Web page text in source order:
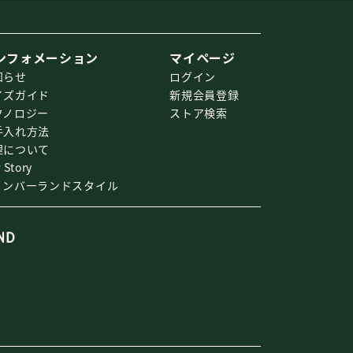
フォメーション
らせ
ズガイド
ノロジー
入れ方法
ついて
Story
ンバーランドスタイル
マイページ
ログイン
新規会員登録
ストア検索